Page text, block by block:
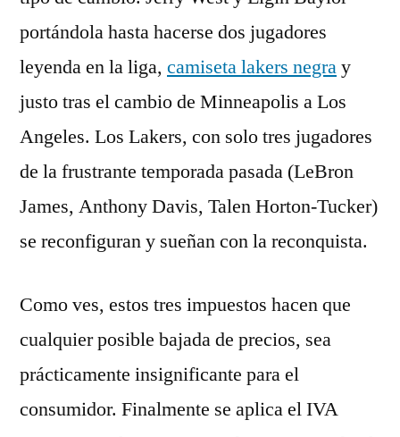
portándola hasta hacerse dos jugadores
leyenda en la liga, camiseta lakers negray
justo tras el cambio de Minneapolis a Los
Angeles. Los Lakers, con solo tres jugadores
de la frustrante temporada pasada (LeBron
James, Anthony Davis, Talen Horton-Tucker)
se reconfiguran y sueñan con la reconquista.
Como ves, estos tres impuestos hacen que
cualquier posible bajada de precios, sea
prácticamente insignificante para el
consumidor. Finalmente se aplica el IVA